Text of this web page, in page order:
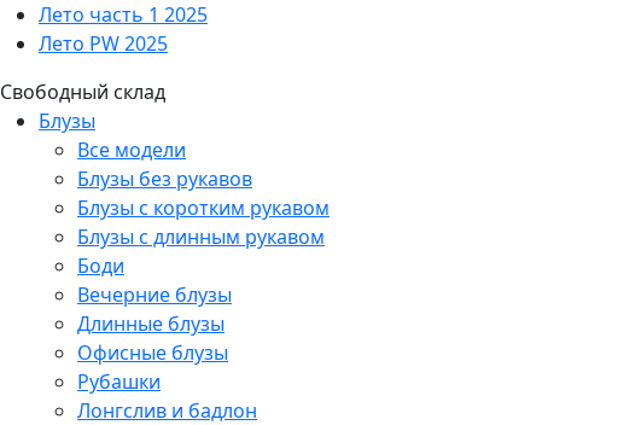
Лето часть 1 2025
Лето PW 2025
Свободный склад
Блузы
Все модели
Блузы без рукавов
Блузы с коротким рукавом
Блузы с длинным рукавом
Боди
Вечерние блузы
Длинные блузы
Офисные блузы
Рубашки
Лонгслив и бадлон